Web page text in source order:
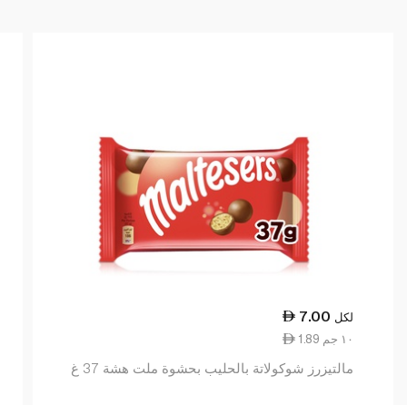
7.00 لكل
1.89 ١٠ جم
مالتيزرز شوكولاتة بالحليب بحشوة ملت هشة 37 غ